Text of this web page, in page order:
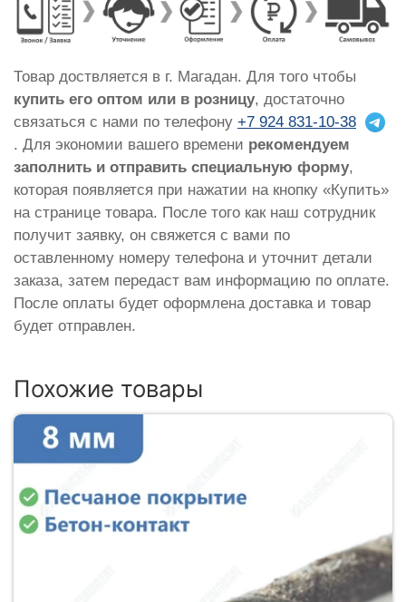
Товар доствляется в г. Магадан. Для того чтобы
купить его оптом или в розницу, достаточно
связаться с нами по телефону +7 924 831-10-38
. Для экономии вашего времени рекомендуем
заполнить и отправить специальную форму,
которая появляется при нажатии на кнопку «Купить»
на странице товара. После того как наш сотрудник
получит заявку, он свяжется с вами по
оставленному номеру телефона и уточнит детали
заказа, затем передаст вам информацию по оплате.
После оплаты будет оформлена доставка и товар
будет отправлен.
Похожие товары